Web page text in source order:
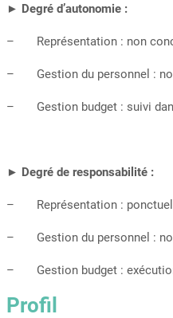
► Degré d’autonomie :
– Représentation : non
– Gestion du personnel :
– Gestion budget : suivi
► Degré de responsabilité :
– Représentation :
– Gestion du personnel :
– Gestion budget :
Profil